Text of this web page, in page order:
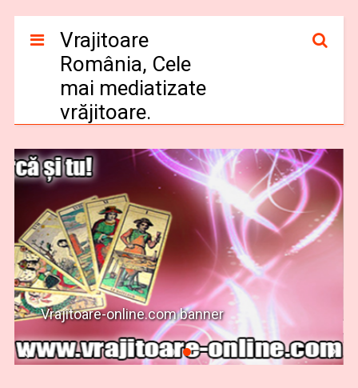
Vrajitoare
România, Cele
mai mediatizate
vrăjitoare.
Vrajitoare-online.com banner